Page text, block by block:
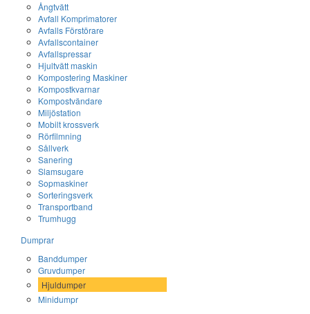
Ångtvätt
Avfall Komprimatorer
Avfalls Förstörare
Avfallscontainer
Avfallspressar
Hjultvätt maskin
Kompostering Maskiner
Kompostkvarnar
Kompostvändare
Miljöstation
Mobilt krossverk
Rörfilmning
Sållverk
Sanering
Slamsugare
Sopmaskiner
Sorteringsverk
Transportband
Trumhugg
Dumprar
Banddumper
Gruvdumper
Hjuldumper
Minidumpr